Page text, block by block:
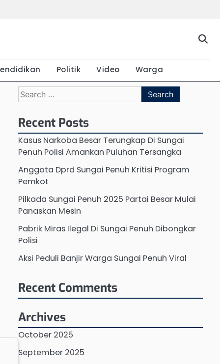
Politik Video Warga
Search
for:
Recent Posts
Kasus Narkoba Besar Terungkap Di Sungai
Penuh Polisi Amankan Puluhan Tersangka
Anggota Dprd Sungai Penuh Kritisi Program
Pemkot
Pilkada Sungai Penuh 2025 Partai Besar Mulai
Panaskan Mesin
Pabrik Miras Ilegal Di Sungai Penuh Dibongkar
Polisi
Aksi Peduli Banjir Warga Sungai Penuh Viral
Recent Comments
Archives
October 2025
September 2025